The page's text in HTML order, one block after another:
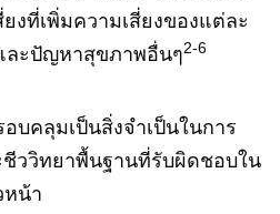
งที่เพิ่มความเสี่ยงของแต่ละ
ละปัญหาสุขภาพอื่นๆ2-6
บคลุมเป็นสิ่งจําเป็นในการ
ววิทยาพื้นฐานที่รับผิดชอบใน
หน้า​​​​​​​